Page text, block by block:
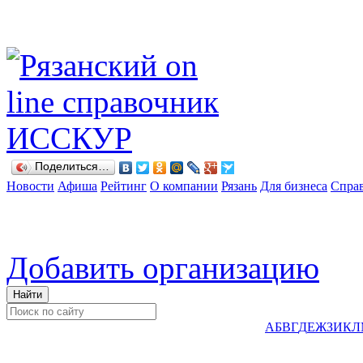
Поделиться…
Новости Афиша Рейтинг О компании Рязань Для бизнеса
Добавить организацию
АБВГДЕЖЗИКЛ